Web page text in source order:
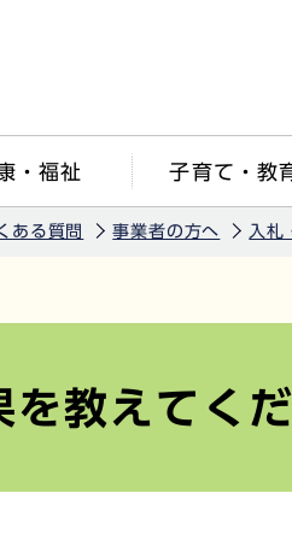
・福祉 子育て・教
ある質問 事業者の方へ 入札
を教えてく